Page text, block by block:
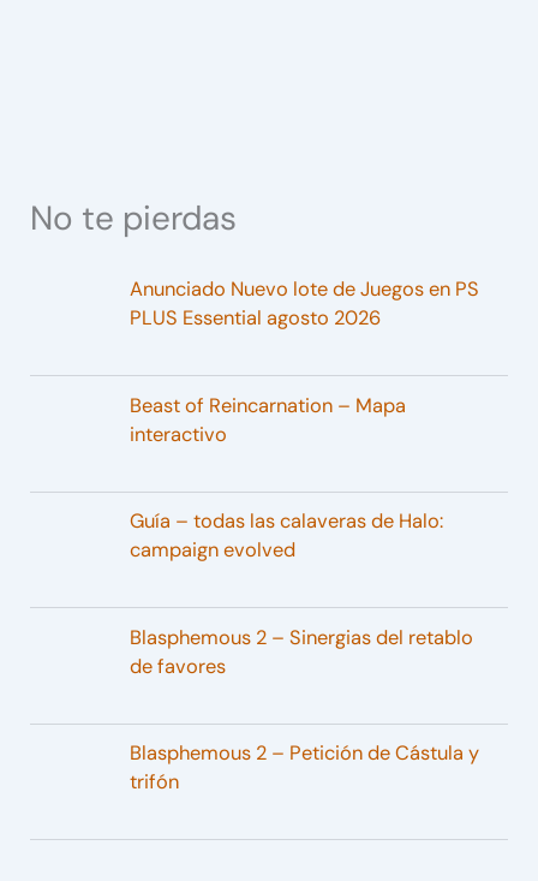
No te pierdas
Anunciado Nuevo lote de Juegos en PS
PLUS Essential agosto 2026
Beast of Reincarnation – Mapa
interactivo
Guía – todas las calaveras de Halo:
campaign evolved
Blasphemous 2 – Sinergias del retablo
de favores
Blasphemous 2 – Petición de Cástula y
trifón